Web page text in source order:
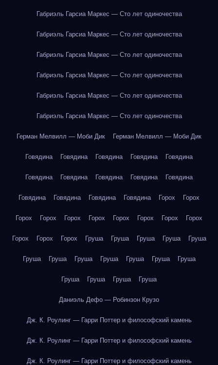
Габриэль Гарсиа Маркес — Сто лет одиночества
Габриэль Гарсиа Маркес — Сто лет одиночества
Габриэль Гарсиа Маркес — Сто лет одиночества
Габриэль Гарсиа Маркес — Сто лет одиночества
Габриэль Гарсиа Маркес — Сто лет одиночества
Габриэль Гарсиа Маркес — Сто лет одиночества
Герман Мелвилл — Моби Дик Герман Мелвилл — Моби Дик
Говядина Говядина Говядина Говядина Говядина
Говядина Говядина Говядина Говядина Говядина
Говядина Говядина Говядина Говядина Горох Горох
Горох Горох Горох Горох Горох Горох Горох Горох
Горох Горох Горох Груша Груша Груша Груша Груша
Груша Груша Груша Груша Груша Груша Груша
Груша Груша Груша Груша
Даниэль Дефо — Робинзон Крузо
Дж. К. Роулинг — Гарри Поттер и философский камень
Дж. К. Роулинг — Гарри Поттер и философский камень
Дж. К. Роулинг — Гарри Поттер и философский камень